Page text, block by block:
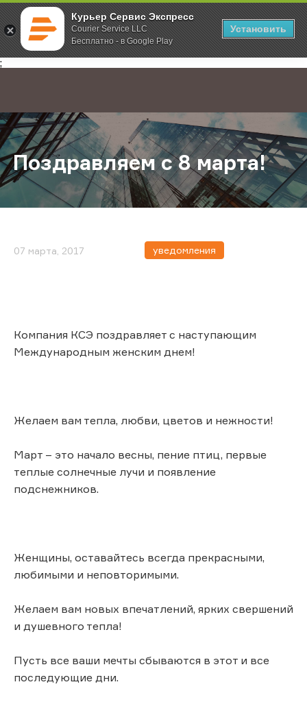
Курьер Сервис Экспресс
Courier Service LLC
Бесплатно - в Google Play
Установить
;
Главная О компании Новости Поздравляем с 8 марта!
Поздравляем с 8 марта!
07 марта, 2017 уведомления
Компания КСЭ поздравляет с наступающим
Международным женским днем!
Желаем вам тепла, любви, цветов и нежности!
Март – это начало весны, пение птиц, первые
теплые солнечные лучи и появление
подснежников.
Женщины, оставайтесь всегда прекрасными,
любимыми и неповторимыми.
Желаем вам новых впечатлений, ярких свершений
и душевного тепла!
Пусть все ваши мечты сбываются в этот и все
последующие дни.